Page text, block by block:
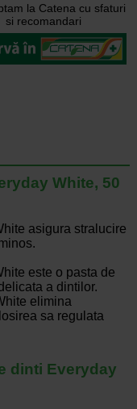
la Catena cu sfaturi
si recomandari
White, 50
asigura stralucire
este o pasta de
a dintilor.
elimina
sa regulata
dinti Everyday